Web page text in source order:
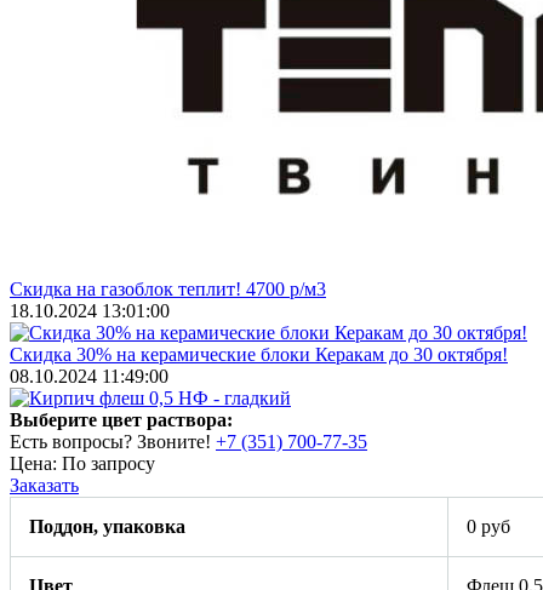
Скидка на газоблок теплит! 4700 р/м3
18.10.2024 13:01:00
Скидка 30% на керамические блоки Керакам до 30 октября!
08.10.2024 11:49:00
Выберите цвет раствора:
Есть вопросы? Звоните! +7 (351) 700-77-35
Цена: По запросу
Заказать
Поддон, упаковка
0 руб